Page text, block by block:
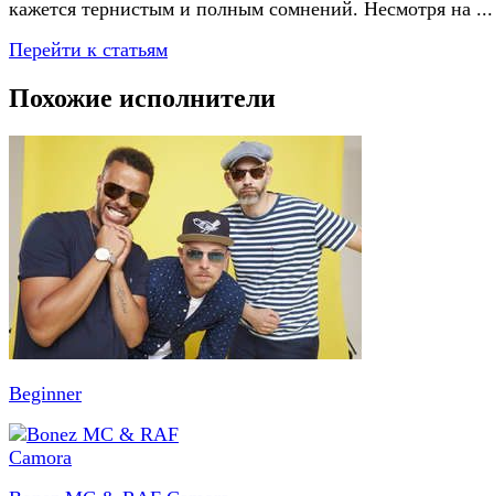
кажется тернистым и полным сомнений. Несмотря на ...
Перейти к статьям
Похожие исполнители
Beginner